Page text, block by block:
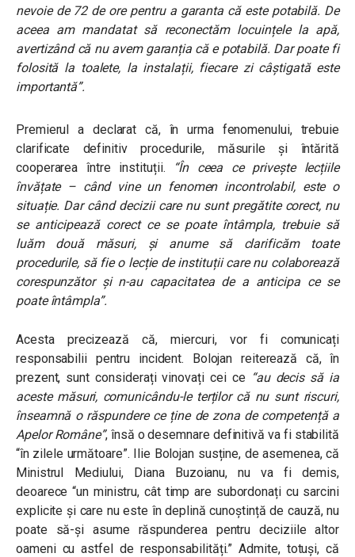
nevoie de 72 de ore pentru a garanta că este potabilă. De
aceea am mandatat să reconectăm locuințele la apă,
avertizând că nu avem garanția că e potabilă. Dar poate fi
folosită la toalete, la instalații, fiecare zi câștigată este
importantă”.
Premierul a declarat că, în urma fenomenului, trebuie
clarificate definitiv procedurile, măsurile și întărită
cooperarea între instituții.
“În ceea ce privește lecțiile
învățate – când vine un fenomen incontrolabil, este o
situație. Dar când decizii care nu sunt pregătite corect, nu
se anticipează corect ce se poate întâmpla, trebuie să
luăm două măsuri, și anume să clarificăm toate
procedurile, să fie o lecție de instituții care nu colaborează
corespunzător și n-au capacitatea de a anticipa ce se
poate întâmpla”.
Acesta precizează că, miercuri, vor fi comunicați
responsabilii pentru incident. Bolojan reiterează că, în
prezent, sunt considerați vinovați cei ce “au decis să ia
aceste măsuri, comunicându-le terților că nu sunt riscuri,
înseamnă o răspundere ce ține de zona de competență a
Apelor Române”, însă o desemnare definitivă va fi stabilită
“în zilele următoare”. Ilie Bolojan susține, de asemenea, că
Ministrul Mediului, Diana Buzoianu, nu va fi demis,
deoarece “un ministru, cât timp are subordonați cu sarcini
explicite și care nu este în deplină cunoștință de cauză, nu
poate să-și asume răspunderea pentru deciziile altor
oameni cu astfel de responsabilități.” Admite, totuși, că